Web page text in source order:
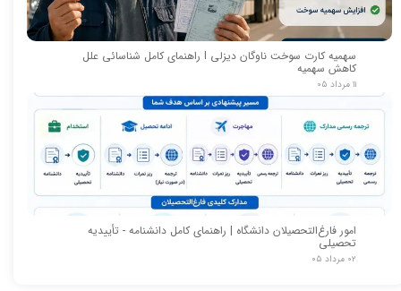
سهمیه کارت سوخت ناوگان دیزلی I راهنمای کامل شناسائی علل
کاهش سهمیه
۱۱ مرداد ۰۵
امور فارغ‌التحصیلان دانشگاه | راهنمای کامل دانشنامه - تأییدیه
تحصیلی
۰۲ مرداد ۰۵